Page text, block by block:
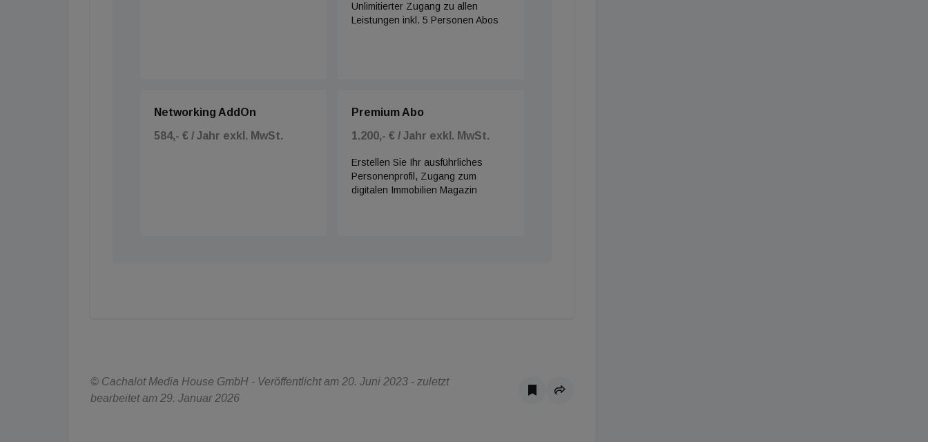
Unlimitierter Zugang zu allen
Leistungen inkl. 5 Personen Abos
Networking AddOn
584,- € / Jahr exkl. MwSt.
Premium Abo
1.200,- € / Jahr exkl. MwSt.
Erstellen Sie Ihr ausführliches
Personenprofil, Zugang zum
digitalen Immobilien Magazin
© Cachalot Media House GmbH - Veröffentlicht am 20. Juni 2023 - zuletzt
bearbeitet am 29. Januar 2026